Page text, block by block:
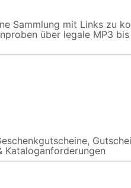
Sammlung mit Links zu
über legale MP3
Kataloganforderungen